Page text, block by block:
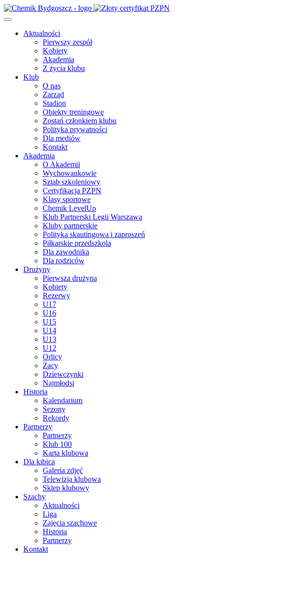
Aktualności
Pierwszy zespół
Kobiety
Akademia
Z życia klubu
Klub
O nas
Zarząd
Stadion
Obiekty treningowe
Zostań członkiem klubu
Polityka prywatności
Dla mediów
Kontakt
Akademia
O Akademii
Wychowankowie
Sztab szkoleniowy
Certyfikacja PZPN
Klasy sportowe
Chemik LevelUp
Klub Partnerski Legii Warszawa
Kluby partnerskie
Polityka skautingowa i zaproszeń
Piłkarskie przedszkola
Dla zawodnika
Dla rodziców
Drużyny
Pierwsza drużyna
Kobiety
Rezerwy
U17
U16
U15
U14
U13
U12
Orlicy
Żacy
Dziewczynki
Najmłodsi
Historia
Kalendarium
Sezony
Rekordy
Partnerzy
Partnerzy
Klub 100
Karta klubowa
Dla kibica
Galeria zdjęć
Telewizja klubowa
Sklep klubowy
Szachy
Aktualności
Liga
Zajęcia szachowe
Historia
Partnerzy
Kontakt